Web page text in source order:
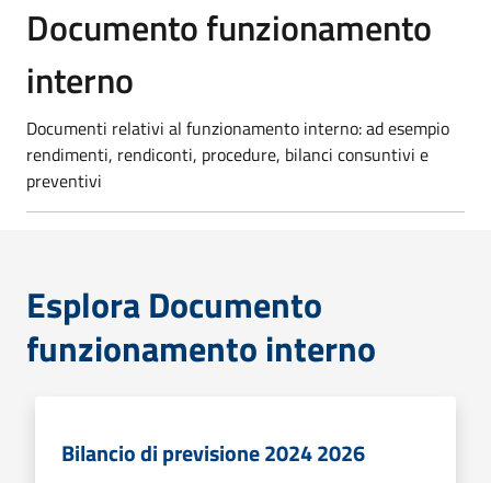
Documento funzionamento
interno
Documenti relativi al funzionamento interno: ad esempio
rendimenti, rendiconti, procedure, bilanci consuntivi e
preventivi
Esplora Documento
funzionamento interno
Bilancio di previsione 2024 2026